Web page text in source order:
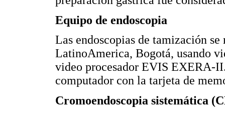
Equipo de endoscopia
Las endoscopias de tamización
LatinoAmerica, Bogotá, usando
video procesador EVIS EXERA-
computador con la tarjeta de
Cromoendoscopia sistemática